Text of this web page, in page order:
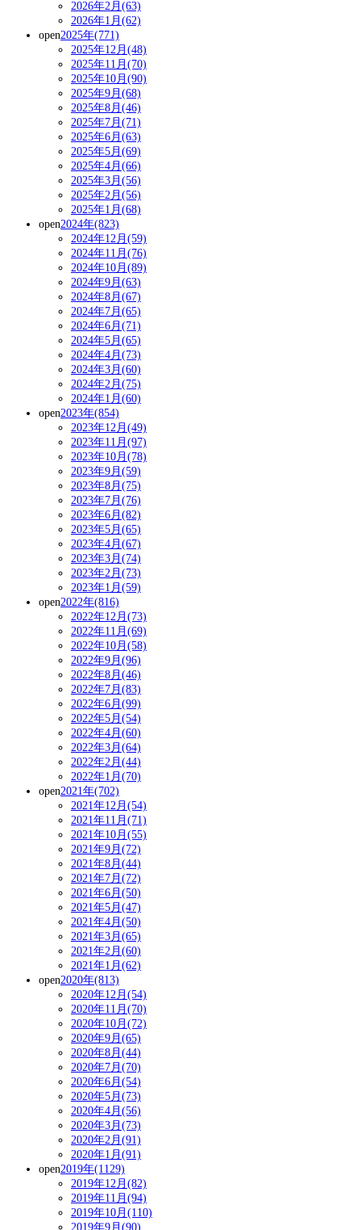
2026年2月(63)
2026年1月(62)
open2025年(771)
2025年12月(48)
2025年11月(70)
2025年10月(90)
2025年9月(68)
2025年8月(46)
2025年7月(71)
2025年6月(63)
2025年5月(69)
2025年4月(66)
2025年3月(56)
2025年2月(56)
2025年1月(68)
open2024年(823)
2024年12月(59)
2024年11月(76)
2024年10月(89)
2024年9月(63)
2024年8月(67)
2024年7月(65)
2024年6月(71)
2024年5月(65)
2024年4月(73)
2024年3月(60)
2024年2月(75)
2024年1月(60)
open2023年(854)
2023年12月(49)
2023年11月(97)
2023年10月(78)
2023年9月(59)
2023年8月(75)
2023年7月(76)
2023年6月(82)
2023年5月(65)
2023年4月(67)
2023年3月(74)
2023年2月(73)
2023年1月(59)
open2022年(816)
2022年12月(73)
2022年11月(69)
2022年10月(58)
2022年9月(96)
2022年8月(46)
2022年7月(83)
2022年6月(99)
2022年5月(54)
2022年4月(60)
2022年3月(64)
2022年2月(44)
2022年1月(70)
open2021年(702)
2021年12月(54)
2021年11月(71)
2021年10月(55)
2021年9月(72)
2021年8月(44)
2021年7月(72)
2021年6月(50)
2021年5月(47)
2021年4月(50)
2021年3月(65)
2021年2月(60)
2021年1月(62)
open2020年(813)
2020年12月(54)
2020年11月(70)
2020年10月(72)
2020年9月(65)
2020年8月(44)
2020年7月(70)
2020年6月(54)
2020年5月(73)
2020年4月(56)
2020年3月(73)
2020年2月(91)
2020年1月(91)
open2019年(1129)
2019年12月(82)
2019年11月(94)
2019年10月(110)
2019年9月(90)